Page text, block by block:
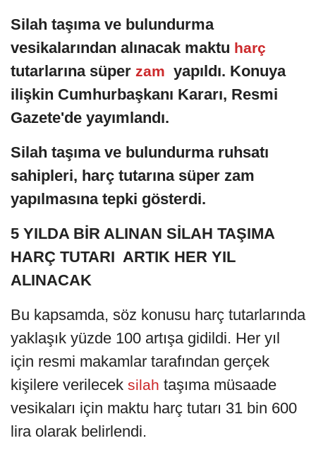
Silah taşıma ve bulundurma
vesikalarından alınacak maktu harç
tutarlarına süper zam yapıldı. Konuya
ilişkin Cumhurbaşkanı Kararı, Resmi
Gazete'de yayımlandı.
Silah taşıma ve bulundurma ruhsatı
sahipleri, harç tutarına süper zam
yapılmasına tepki gösterdi.
5 YILDA BİR ALINAN SİLAH TAŞIMA
HARÇ TUTARI ARTIK HER YIL
ALINACAK
Bu kapsamda, söz konusu harç tutarlarında
yaklaşık yüzde 100 artışa gidildi. Her yıl
için resmi makamlar tarafından gerçek
kişilere verilecek silah taşıma müsaade
vesikaları için maktu harç tutarı 31 bin 600
lira olarak belirlendi.